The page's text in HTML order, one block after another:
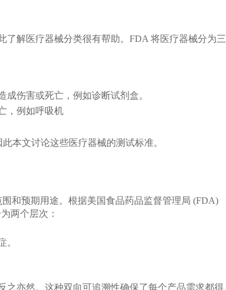
了解医疗器械分类很有帮助。FDA 将医疗器械分为三
伤害或死亡，例如诊断试剂盒。
，例如呼吸机
本文讨论这些医疗器械的测试标准。
和预期用途。根据美国食品药品监督管理局 (FDA)
两个层次：
。
之亦然。这种双向可追溯性确保了每个产品需求都得